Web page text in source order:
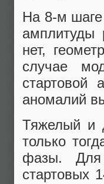
На 8-м шаге
амплитуды
нет,
случае
стартовой
аномалий
Тяжелый и
только
фазы. Для
стартовых